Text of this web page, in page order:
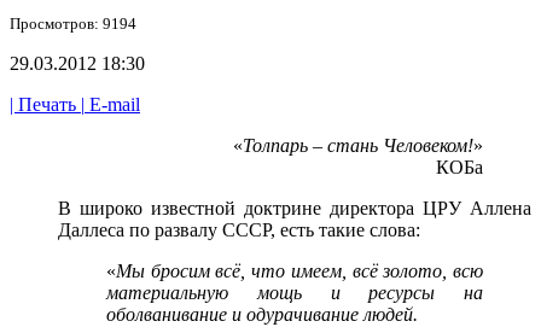
Просмотров: 9194
29.03.2012 18:30
| Печать | E-mail
«Толпарь – стань Человеком!»
КОБа
В широко известной доктрине директора ЦРУ Аллена
Даллеса по развалу СССР, есть такие слова:
«Мы бросим всё, что имеем, всё золото, всю
материальную мощь и ресурсы на
оболванивание и одурачивание людей.